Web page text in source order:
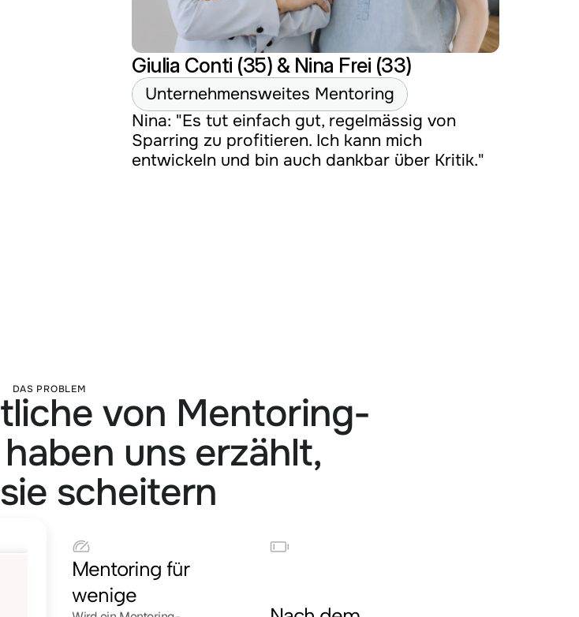
Giulia Conti (35) & Nina Frei (33)
Unternehmensweites Mentoring
Nina: "Es tut einfach gut, regelmässig von
Sparring zu profitieren. Ich kann mich
entwickeln und bin auch dankbar über Kritik."
DAS PROBLEM
von Mentoring-
uns erzählt,
scheitern
Mentoring für
wenige